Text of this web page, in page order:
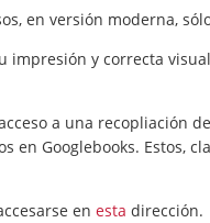
en versión moderna,
impresión y correcta
a una recopliación
en Googlebooks. Estos,
en esta dirección.